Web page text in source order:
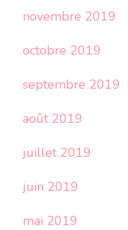
novembre 2019
octobre 2019
septembre 2019
août 2019
juillet 2019
juin 2019
mai 2019